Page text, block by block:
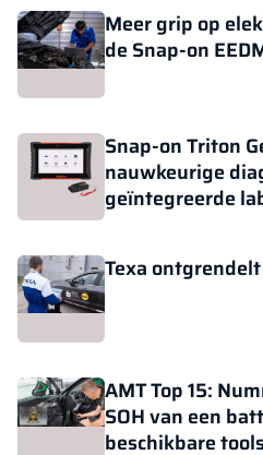
Meer grip op
de Snap-on
Snap-on Triton
nauwkeurige
geïntegreerde
Texa
AMT Top 15:
SOH van een
beschikbare